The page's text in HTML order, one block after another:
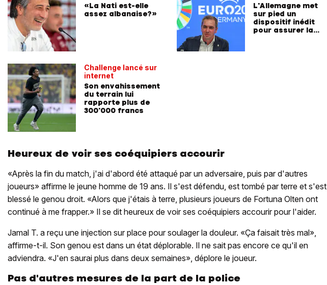
«La Nati est-elle
assez albanaise?»
Challenge lancé sur
internet
Son envahissement
du terrain lui
rapporte plus de
300'000 francs
L'Allemagne met
sur pied un
dispositif inédit
pour assurer la
Heureux de voir ses coéquipiers accourir
«Après la fin du match, j'ai d'abord été attaqué par un adversaire, puis par d'autres
joueurs» affirme le jeune homme de 19 ans. Il s'est défendu, est tombé par terre et s'est
blessé le genou droit. «Alors que j'étais à terre, plusieurs joueurs de Fortuna Olten ont
continué à me frapper.» Il se dit heureux de voir ses coéquipiers accourir pour l'aider.
Jamal T. a reçu une injection sur place pour soulager la douleur. «Ça faisait très mal»,
affirme-t-il. Son genou est dans un état déplorable. Il ne sait pas encore ce qu'il en
adviendra. «J'en saurai plus dans deux semaines», déplore le joueur.
Pas d'autres mesures de la part de la police